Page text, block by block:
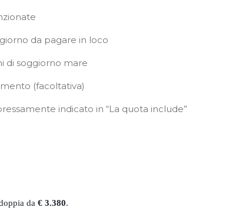
da pagare in loco
di soggiorno mare
(facoltativa)
indicato in “La quota include”
da € 3.380.